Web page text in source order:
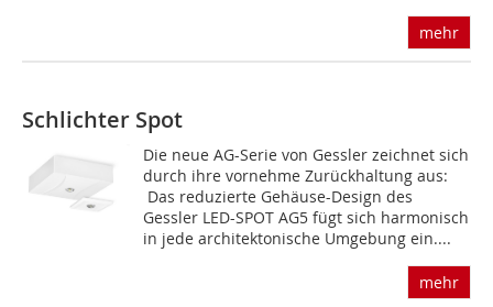
mehr
Schlichter Spot
Die neue AG-Serie von Gessler zeichnet sich
durch ihre vornehme Zurückhaltung aus:
Das reduzierte Gehäuse-Design des
Gessler LED-SPOT AG5 fügt sich harmonisch
in jede architektonische Umgebung ein....
mehr